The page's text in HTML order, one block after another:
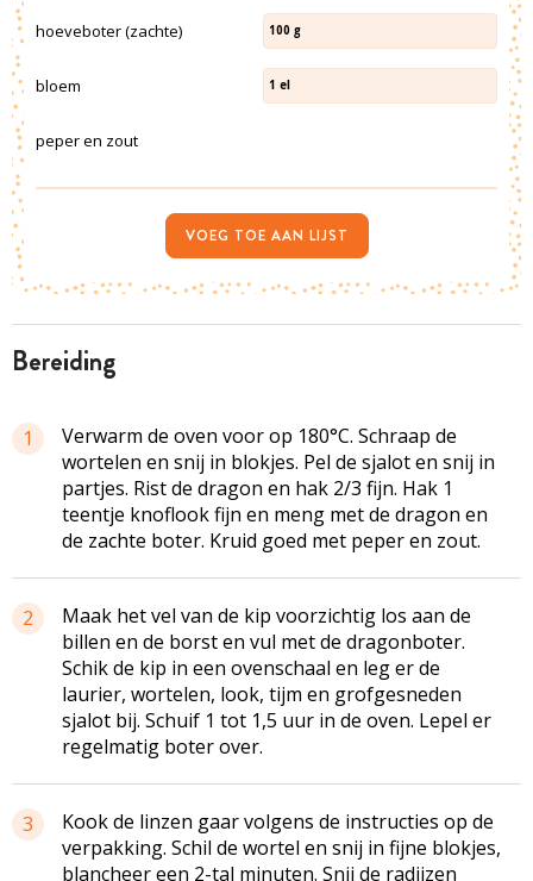
bereiding
1
Verwarm de oven voor op 180°C. Schraap de
wortelen en snij in blokjes. Pel de sjalot en snij in
partjes. Rist de dragon en hak 2/3 fijn. Hak 1
teentje knoflook fijn en meng met de dragon en
de zachte boter. Kruid goed met peper en zout.
2
Maak het vel van de kip voorzichtig los aan de
billen en de borst en vul met de dragonboter.
Schik de kip in een ovenschaal en leg er de
laurier, wortelen, look, tijm en grofgesneden
sjalot bij. Schuif 1 tot 1,5 uur in de oven. Lepel er
regelmatig boter over.
3
Kook de linzen gaar volgens de instructies op de
verpakking. Schil de wortel en snij in fijne blokjes,
blancheer een 2-tal minuten. Snij de radijzen
hoeveboter (zachte) 100 g
bloem 1 el
peper en zout
VOEG TOE AAN LIJST